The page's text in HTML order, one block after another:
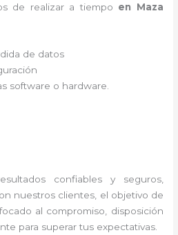
de realizar a tiempo en Maza
de datos
software o hardware
confiables y seguros,
nuestros clientes, el objetivo de
al compromiso, disposición
para superar tus expectativas.